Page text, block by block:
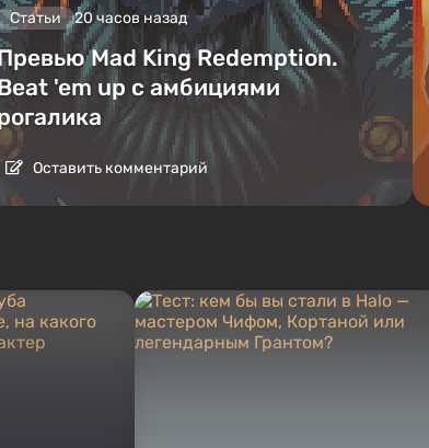
Статьи 20 часов назад
Mad King Redemption.
'em up с амбициями
Оставить комментарий